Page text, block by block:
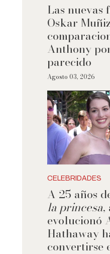
Las nuevas
Oskar
Anthony
parecido
Agosto 03, 2026
CELEBRIDADES
A 25 años
la princesa,
evolucionó
Hathaway
convertirse